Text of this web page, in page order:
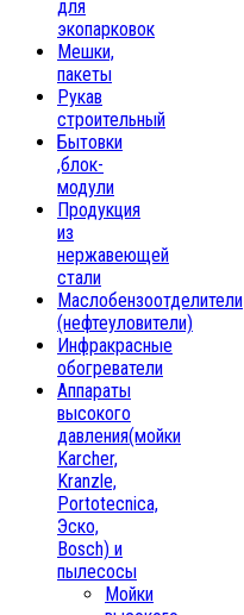
для
экопарковок
Мешки,
пакеты
Рукав
строительный
Бытовки
,блок-
модули
Продукция
из
нержавеющей
стали
Маслобензоотделители
(нефтеуловители)
Инфракрасные
обогреватели
Аппараты
высокого
давления(мойки
Karcher,
Kranzle,
Portotecnica,
Эско,
Bosch) и
пылесосы
Мойки